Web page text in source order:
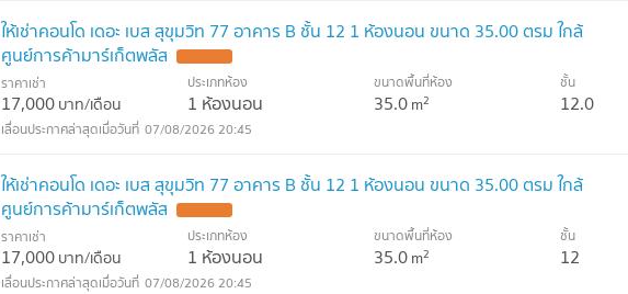
ให้เช่าคอนโด เดอะ เบส สุขุมวิท 77 อาคาร B ชั้น 12 1 ห้องนอน ขนาด 35.00 ตรม ใกล้
ศูนย์การค้ามาร์เก็ตพลัส
ราคาเช่า
17,000บาท/เดือน
ประเภทห้อง
1 ห้องนอน
ขนาดพื้นที่ห้อง
35.0m2
ชั้น
12.0
07/08/2026 20:45
ให้เช่าคอนโด เดอะ เบส สุขุมวิท 77 อาคาร B ชั้น 12 1 ห้องนอน ขนาด 35.00 ตรม ใกล้
ศูนย์การค้ามาร์เก็ตพลัส
ราคาเช่า
17,000บาท/เดือน
ประเภทห้อง
1 ห้องนอน
ขนาดพื้นที่ห้อง
35.0m2
ชั้น
12
07/08/2026 20:45